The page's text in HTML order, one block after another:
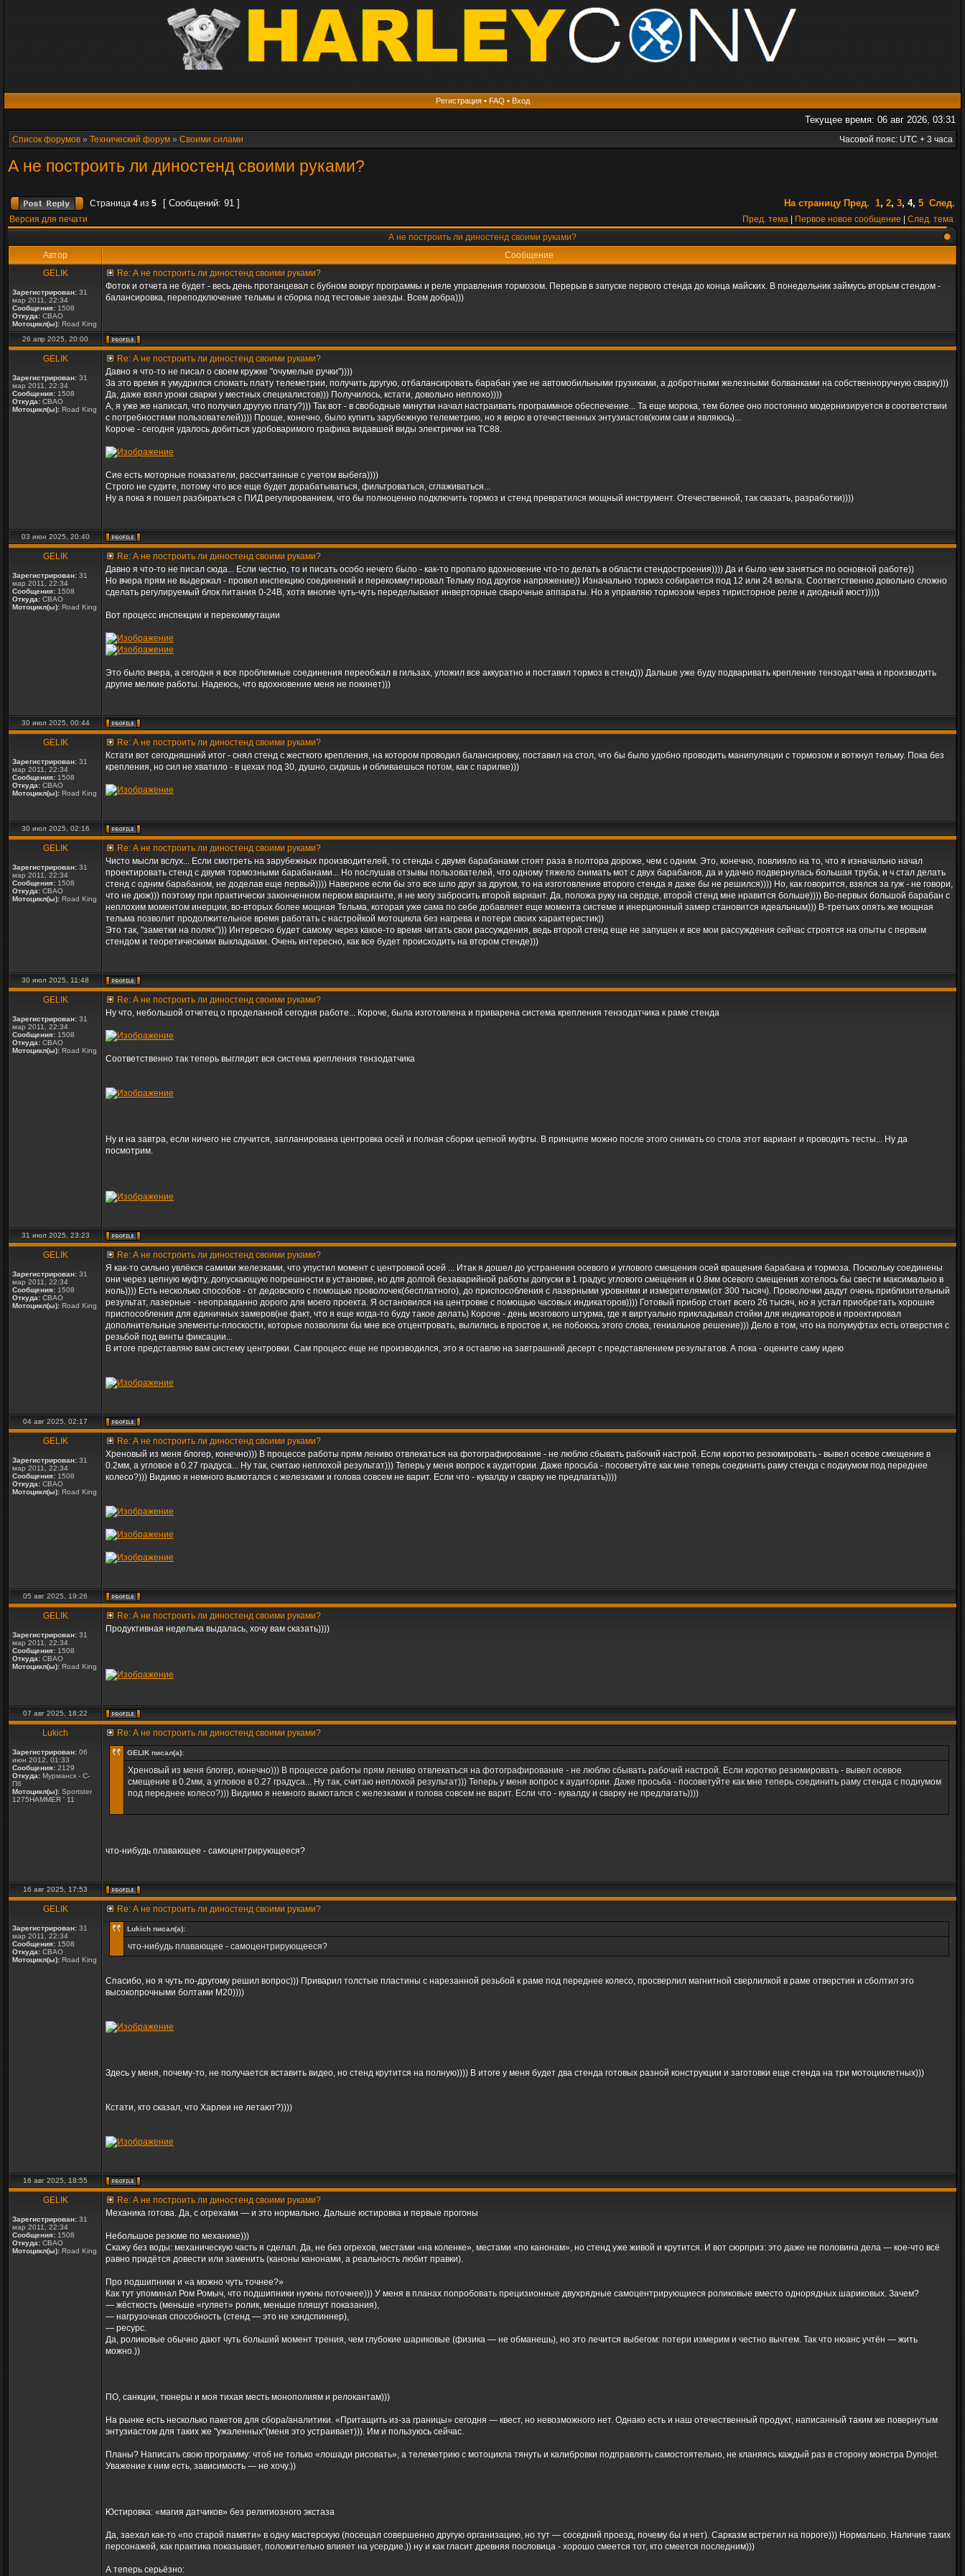
Регистрация• FAQ • Вход
Текущее время: 06 авг 2026, 03:31
Список форумов » Технический форум » Своими силами Часовой пояс: UTC + 3 часа
А не построить ли диностенд своими руками?
Страница 4 из 5 [ Сообщений: 91 ] На страницу Пред. 1, 2, 3, 4, 5 След.
Версия для печати Пред. тема Первое новое сообщение
След. тема
А не построить ли диностенд своими руками?
Автор
Сообщение
GELIK
Зарегистрирован: 31
мар 2011, 22:34
Сообщения: 1508
Откуда: СВАО
Мотоцикл(ы): Road King
Re: А не построить ли диностенд своими руками?
Фоток и отчета не будет - весь день протанцевал с бубном вокруг программы и реле управления тормозом. Перерыв в запуске первого стенда до конца майских. В понедельник займусь вторым стендом -
балансировка, переподключение тельмы и сборка под тестовые заезды. Всем добра)))
26 апр 2025, 20:00
GELIK
Зарегистрирован: 31
мар 2011, 22:34
Сообщения: 1508
Откуда: СВАО
Мотоцикл(ы): Road King
Re: А не построить ли диностенд своими руками?
Давно я что-то не писал о своем кружке "очумелые ручки"))))
За это время я умудрился сломать плату телеметрии, получить другую, отбалансировать барабан уже не автомобильными грузиками, а добротными железными болванками на собственноручную сварку)))
Да, даже взял уроки сварки у местных специалистов))) Получилось, кстати, довольно неплохо))))
А, я уже же написал, что получил другую плату?))) Так вот - в свободные минутки начал настраивать программное обеспечение... Та еще морока, тем более оно постоянно модернизируется в соответствии
с потребностями пользователей)))) Проще, конечно, было купить зарубежную телеметрию, но я верю в отечественных энтузиастов(коим сам и являюсь)...
Короче - сегодня удалось добиться удобоваримого графика видавшей виды электрички на ТС88.
Сие есть моторные показатели, рассчитанные с учетом выбега))))
Строго не судите, потому что все еще будет дорабатываться, фильтроваться, сглаживаться...
Ну а пока я пошел разбираться с ПИД регулированием, что бы полноценно подключить тормоз и стенд превратился мощный инструмент. Отечественной, так сказать, разработки))))
03 июн 2025, 20:40
GELIK
Зарегистрирован: 31
мар 2011, 22:34
Сообщения: 1508
Откуда: СВАО
Мотоцикл(ы): Road King
Re: А не построить ли диностенд своими руками?
Давно я что-то не писал сюда... Если честно, то и писать особо нечего было - как-то пропало вдохновение что-то делать в области стендостроения)))) Да и было чем заняться по основной работе))
Но вчера прям не выдержал - провел инспекцию соединений и перекоммутировал Тельму под другое напряжение)) Изначально тормоз собирается под 12 или 24 вольта. Соответственно довольно сложно
сделать регулируемый блок питания 0-24В, хотя многие чуть-чуть переделывают инверторные сварочные аппараты. Но я управляю тормозом через тиристорное реле и диодный мост)))))
Вот процесс инспекции и перекоммутации
Это было вчера, а сегодня я все проблемные соединения переобжал в гильзах, уложил все аккуратно и поставил тормоз в стенд))) Дальше уже буду подваривать крепление тензодатчика и производить
другие мелкие работы. Надеюсь, что вдохновение меня не покинет)))
30 июл 2025, 00:44
GELIK
Зарегистрирован: 31
мар 2011, 22:34
Сообщения: 1508
Откуда: СВАО
Мотоцикл(ы): Road King
Re: А не построить ли диностенд своими руками?
Кстати вот сегодняшний итог - снял стенд с жесткого крепления, на котором проводил балансировку, поставил на стол, что бы было удобно проводить манипуляции с тормозом и воткнул тельму. Пока без
крепления, но сил не хватило - в цехах под 30, душно, сидишь и обливаешься потом, как с парилке)))
30 июл 2025, 02:16
GELIK
Зарегистрирован: 31
мар 2011, 22:34
Сообщения: 1508
Откуда: СВАО
Мотоцикл(ы): Road King
Re: А не построить ли диностенд своими руками?
Чисто мысли вслух... Если смотреть на зарубежных производителей, то стенды с двумя барабанами стоят раза в полтора дороже, чем с одним. Это, конечно, повлияло на то, что я изначально начал
проектировать стенд с двумя тормозными барабанами... Но послушав отзывы пользователей, что одному тяжело снимать мот с двух барабанов, да и удачно подвернулась большая труба, и ч стал делать
стенд с одним барабаном, не доделав еще первый)))) Наверное если бы это все шло друг за другом, то на изготовление второго стенда я даже бы не решился)))) Но, как говорится, взялся за гуж - не говори,
что не дюж))) поэтому при практически законченном первом варианте, я не могу забросить второй вариант. Да, положа руку на сердце, второй стенд мне нравится больше)))) Во-первых большой барабан с
неплохим моментом инерции, во-вторых более мощная Тельма, которая уже сама по себе добавляет еще момента системе и инерционный замер становится идеальным))) В-третьих опять же мощная
тельма позволит продолжительное время работать с настройкой мотоцикла без нагрева и потери своих характеристик))
Это так, "заметки на полях"))) Интересно будет самому через какое-то время читать свои рассуждения, ведь второй стенд еще не запущен и все мои рассуждения сейчас строятся на опыты с первым
стендом и теоретическими выкладками. Очень интересно, как все будет происходить на втором стенде)))
30 июл 2025, 11:48
GELIK
Зарегистрирован: 31
мар 2011, 22:34
Сообщения: 1508
Откуда: СВАО
Мотоцикл(ы): Road King
Re: А не построить ли диностенд своими руками?
Ну что, небольшой отчетец о проделанной сегодня работе... Короче, была изготовлена и приварена система крепления тензодатчика к раме стенда
Соответственно так теперь выглядит вся система крепления тензодатчика
Ну и на завтра, если ничего не случится, запланирована центровка осей и полная сборки цепной муфты. В принципе можно после этого снимать со стола этот вариант и проводить тесты... Ну да
посмотрим.
31 июл 2025, 23:23
GELIK
Зарегистрирован: 31
мар 2011, 22:34
Сообщения: 1508
Откуда: СВАО
Мотоцикл(ы): Road King
Re: А не построить ли диностенд своими руками?
Я как-то сильно увлёкся самими железками, что упустил момент с центровкой осей ... Итак я дошел до устранения осевого и углового смещения осей вращения барабана и тормоза. Поскольку соединены
они через цепную муфту, допускающую погрешности в установке, но для долгой безаварийной работы допуски в 1 градус углового смещения и 0.8мм осевого смещения хотелось бы свести максимально в
ноль)))) Есть несколько способов - от дедовского с помощью проволочек(бесплатного), до приспособления с лазерными уровнями и измерителями(от 300 тысяч). Проволочки дадут очень приблизительный
результат, лазерные - неоправданно дорого для моего проекта. Я остановился на центровке с помощью часовых индикаторов)))) Готовый прибор стоит всего 26 тысяч, но я устал приобретать хорошие
приспособления для единичных замеров(не факт, что я еще когда-то буду такое делать) Короче - день мозгового штурма, где я виртуально прикладывал стойки для индикаторов и проектировал
дополнительные элементы-плоскости, которые позволили бы мне все отцентровать, вылились в простое и, не побоюсь этого слова, гениальное решение))) Дело в том, что на полумуфтах есть отверстия с
резьбой под винты фиксации...
В итоге представляю вам систему центровки. Сам процесс еще не производился, это я оставлю на завтрашний десерт с представлением результатов. А пока - оцените саму идею
04 авг 2025, 02:17
GELIK
Зарегистрирован: 31
мар 2011, 22:34
Сообщения: 1508
Откуда: СВАО
Мотоцикл(ы): Road King
Re: А не построить ли диностенд своими руками?
Хреновый из меня блогер, конечно))) В процессе работы прям лениво отвлекаться на фотографирование - не люблю сбывать рабочий настрой. Если коротко резюмировать - вывел осевое смещение в
0.2мм, а угловое в 0.27 градуса... Ну так, считаю неплохой результат))) Теперь у меня вопрос к аудитории. Даже просьба - посоветуйте как мне теперь соединить раму стенда с подиумом под переднее
колесо?))) Видимо я немного вымотался с железками и голова совсем не варит. Если что - кувалду и сварку не предлагать))))
05 авг 2025, 19:26
GELIK
Зарегистрирован: 31
мар 2011, 22:34
Сообщения: 1508
Откуда: СВАО
Мотоцикл(ы): Road King
Re: А не построить ли диностенд своими руками?
Продуктивная неделька выдалась, хочу вам сказать))))
07 авг 2025, 18:22
Lukich
Зарегистрирован: 06
июн 2012, 01:33
Сообщения: 2129
Откуда: Мурманск - С-
Пб
Мотоцикл(ы): Sportster
1275HAMMER ' 11
Re: А не построить ли диностенд своими руками?
GELIK писал(а):
Хреновый из меня блогер, конечно))) В процессе работы прям лениво отвлекаться на фотографирование - не люблю сбывать рабочий настрой. Если коротко резюмировать - вывел осевое
смещение в 0.2мм, а угловое в 0.27 градуса... Ну так, считаю неплохой результат))) Теперь у меня вопрос к аудитории. Даже просьба - посоветуйте как мне теперь соединить раму стенда с подиумом
под переднее колесо?))) Видимо я немного вымотался с железками и голова совсем не варит. Если что - кувалду и сварку не предлагать))))
что-нибудь плавающее - самоцентрирующееся?
16 авг 2025, 17:53
GELIK
Зарегистрирован: 31
мар 2011, 22:34
Сообщения: 1508
Откуда: СВАО
Мотоцикл(ы): Road King
Re: А не построить ли диностенд своими руками?
Lukich писал(а):
что-нибудь плавающее - самоцентрирующееся?
Спасибо, но я чуть по-другому решил вопрос))) Приварил толстые пластины с нарезанной резьбой к раме под переднее колесо, просверлил магнитной сверлилкой в раме отверстия и сболтил это
высокопрочными болтами М20))))
Здесь у меня, почему-то, не получается вставить видео, но стенд крутится на полную)))) В итоге у меня будет два стенда готовых разной конструкции и заготовки еще стенда на три мотоциклетных)))
Кстати, кто сказал, что Харлеи не летают?))))
16 авг 2025, 18:55
GELIK
Зарегистрирован: 31
мар 2011, 22:34
Сообщения: 1508
Откуда: СВАО
Мотоцикл(ы): Road King
Re: А не построить ли диностенд своими руками?
Механика готова. Да, с огрехами — и это нормально. Дальше юстировка и первые прогоны
Небольшое резюме по механике)))
Скажу без воды: механическую часть я сделал. Да, не без огрехов, местами «на коленке», местами «по канонам», но стенд уже живой и крутится. И вот сюрприз: это даже не половина дела — кое-что всё
равно придётся довести или заменить (каноны канонами, а реальность любит правки).
Про подшипники и «а можно чуть точнее?»
Как тут упоминал Ром Ромыч, что подшипники нужны поточнее))) У меня в планах попробовать прецизионные двухрядные самоцентрирующиеся роликовые вместо однорядных шариковых. Зачем?
— жёсткость (меньше «гуляет» ролик, меньше пляшут показания),
— нагрузочная способность (стенд — это не хэндспиннер),
— ресурс.
Да, роликовые обычно дают чуть больший момент трения, чем глубокие шариковые (физика — не обманешь), но это лечится выбегом: потери измерим и честно вычтем. Так что нюанс учтён — жить
можно.))
ПО, санкции, тюнеры и моя тихая месть монополиям и релокантам)))
На рынке есть несколько пакетов для сбора/аналитики. «Притащить из-за границы» сегодня — квест, но невозможного нет. Однако есть и наш отечественный продукт, написанный таким же повернутым
энтузиастом для таких же "ужаленных"(меня это устраивает))). Им и пользуюсь сейчас.
Планы? Написать свою программу: чтоб не только «лошади рисовать», а телеметрию с мотоцикла тянуть и калибровки подправлять самостоятельно, не кланяясь каждый раз в сторону монстра Dynojet.
Уважение к ним есть, зависимость — не хочу.))
Юстировка: «магия датчиков» без религиозного экстаза
Да, заехал как-то «по старой памяти» в одну мастерскую (посещал совершенно другую организацию, но тут — соседний проезд, почему бы и нет). Сарказм встретил на пороге))) Нормально. Наличие таких
персонажей, как практика показывает, положительно влияет на усердие.)) ну и как гласит древняя пословица - хорошо смеется тот, кто смеется последним)))
А теперь серьёзно: